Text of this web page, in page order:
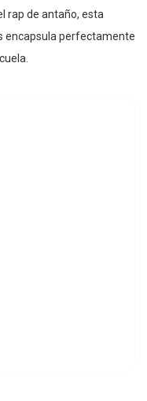
rap de antaño, esta
encapsula perfectamente